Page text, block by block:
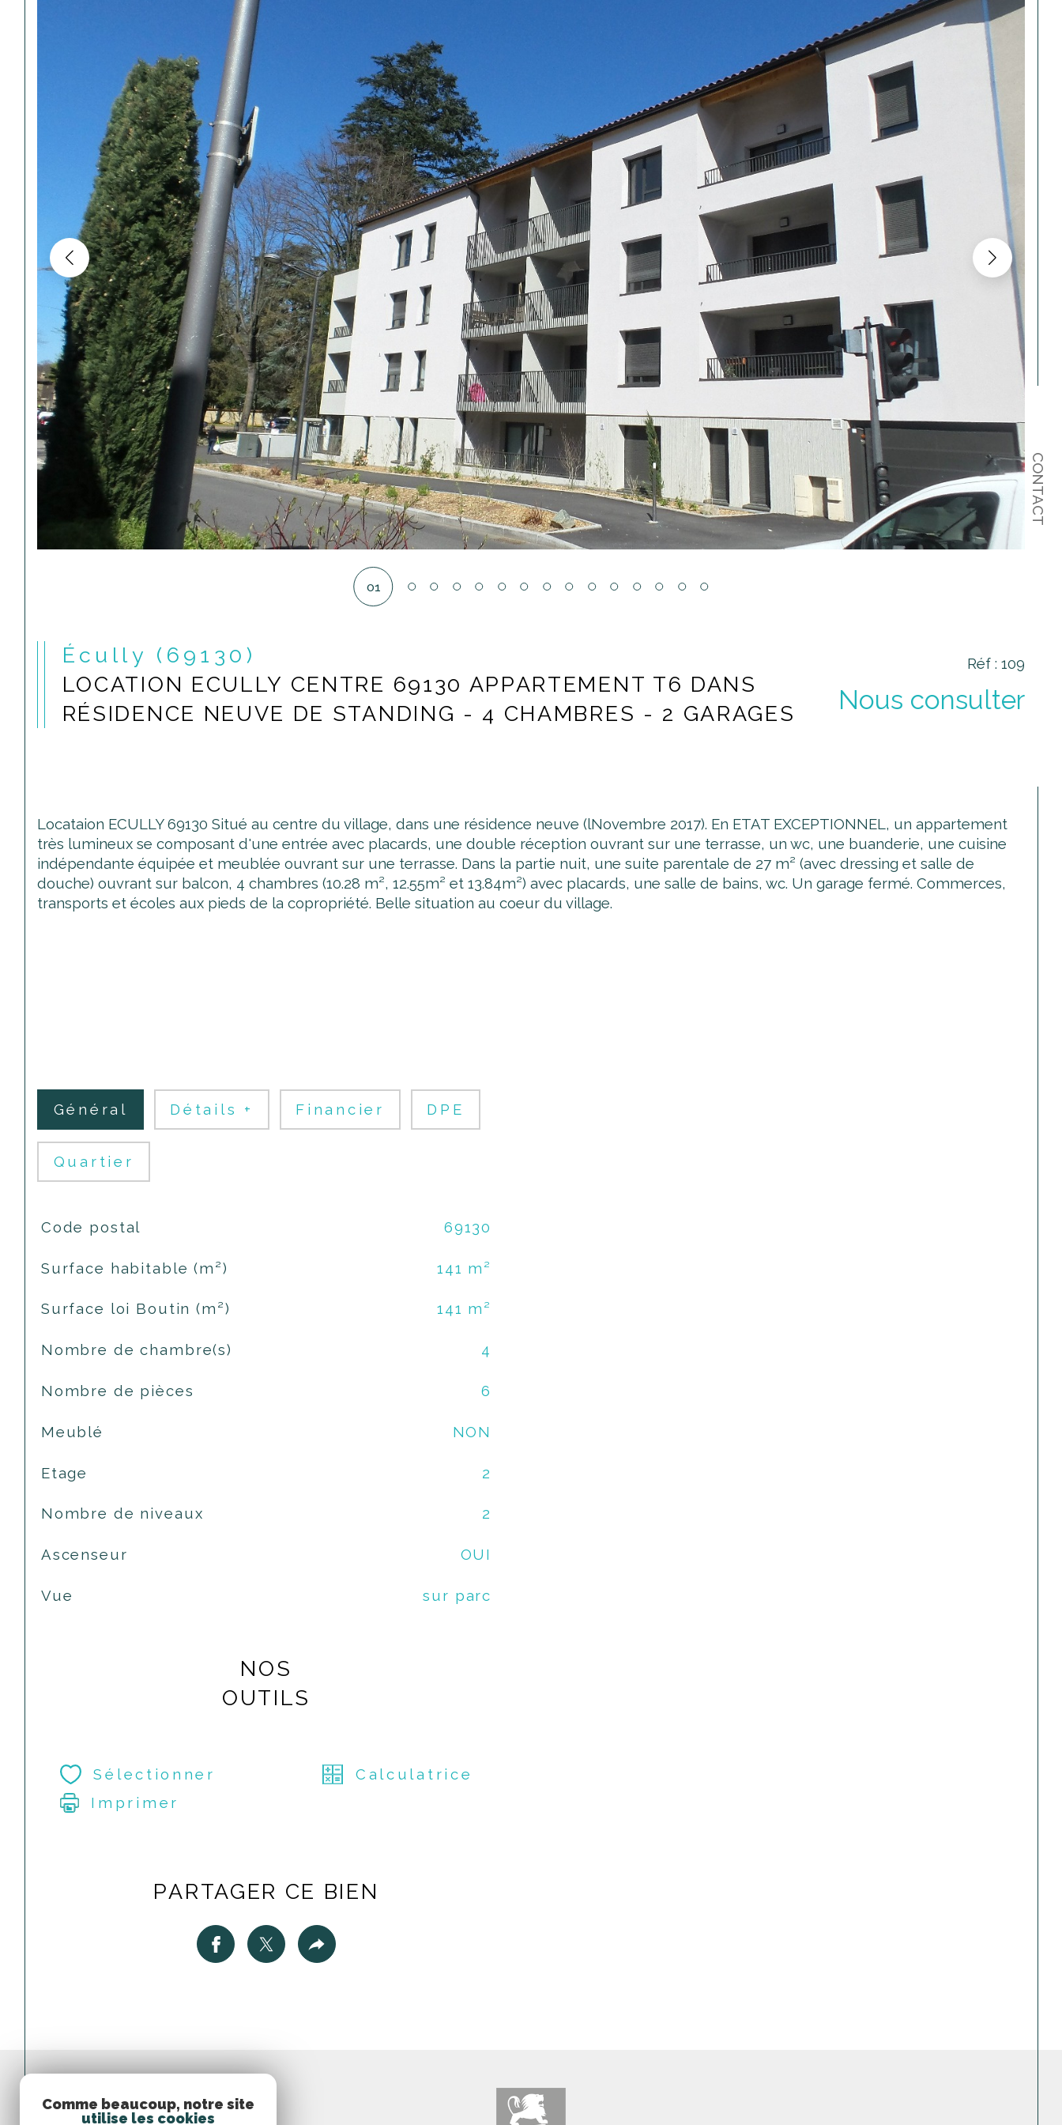
CONTACT
01
Écully (69130)
LOCATION ECULLY CENTRE 69130 APPARTEMENT T6 DANS
RÉSIDENCE NEUVE DE STANDING - 4 CHAMBRES - 2 GARAGES
Réf : 109
Nous consulter
Locataion ECULLY 69130 Situé au centre du village, dans une résidence neuve (lNovembre 2017). En ETAT EXCEPTIONNEL, un appartement
très lumineux se composant d'une entrée avec placards, une double réception ouvrant sur une terrasse, un wc, une buanderie, une cuisine
indépendante équipée et meublée ouvrant sur une terrasse. Dans la partie nuit, une suite parentale de 27 m² (avec dressing et salle de
douche) ouvrant sur balcon, 4 chambres (10.28 m², 12.55m² et 13.84m²) avec placards, une salle de bains, wc. Un garage fermé. Commerces,
transports et écoles aux pieds de la copropriété. Belle situation au coeur du village.
Général Détails + Financier DPE
Quartier
TRAD_SIROCCO_Caracteristique
Code postal 69130
Surface habitable (m²) 141 m²
Surface loi Boutin (m²) 141 m²
Nombre de chambre(s) 4
Nombre de pièces 6
Meublé NON
Etage 2
Nombre de niveaux 2
Ascenseur OUI
Vue sur parc
NOS
OUTILS
Sélectionner
Calculatrice
Imprimer
PARTAGER CE BIEN
Comme beaucoup, notre site
utilise les cookies